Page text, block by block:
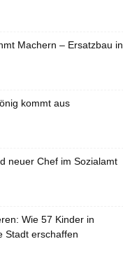
Machern – Ersatzbau in
kommt aus
neuer Chef im Sozialamt
Wie 57 Kinder in
Stadt erschaffen